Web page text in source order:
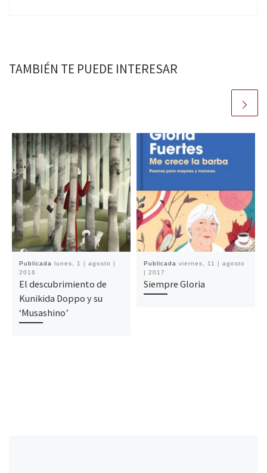
TAMBIÉN TE PUEDE INTERESAR
Publicada lunes, 1 | agosto |
2016
El descubrimiento de
Kunikida Doppo y su
‘Musashino’
Publicada viernes, 11 | agosto
| 2017
Siempre Gloria